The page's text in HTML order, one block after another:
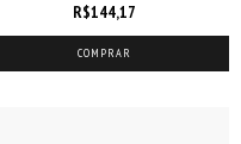
R$144,17
COMPRAR